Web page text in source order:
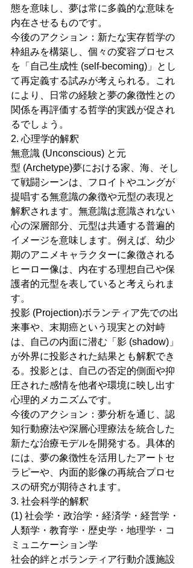
態を意味し、夢は常に多義的な意味を
内在させるものです。
今後のアクション：新たな実存哲学の
枠組みを構築し、個々の変容プロセス
を「自己生成性 (self-becoming)」とし
て再定義する試みが考えられる。これ
により、日常の経験と夢の象徴性との
関係を再評価する哲学的実践が促され
るでしょう。
2. 心理学的解釈
無意識 (Unconscious) と元
型 (Archetype)夢における家、海、そし
て戦闘シーンは、フロイトやユングが
提唱する無意識の象徴や元型の表現と
解釈されます。無意識は意識されない
心の深層部分、元型は共通する普遍的
イメージを意味します。例えば、幼少
期のアニメキャラクターに象徴される
ヒーロー像は、内在する理想自己や保
護者的元型を表していると考えられま
す。
投影 (Projection)ボランティア先での出
来事や、末期癌という現実との対峙
は、自己の内面に潜む「影 (shadow)」
が外界に投影された結果とも解釈でき
る。投影とは、自己の否定的側面や抑
圧された感情を他者や環境に映し出す
心理的メカニズムです。
今後のアクション：夢分析を通じ、認
知行動療法や深層心理療法を統合した
新たな治療モデルを開発する。具体的
には、夢の象徴性を活用したアートセ
ラピーや、内面的影像の再統合プロセ
スの研究が期待されます。
3. 社会科学的解釈
(1) 社会学・政治学・経済学・経営学・
人類学・教育学・歴史学・地理学・コ
ミュニケーション学
社会的絆とボランティア行動介護施設